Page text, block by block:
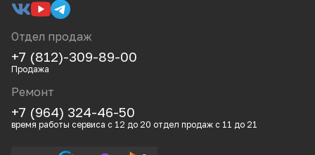
Iconbit
Ikingi
JackHot
Joyor
Kaabo
Отдел продаж
+7 (812)-309-89-00
Продажа
Ремонт
+7 (964) 324-46-50
время работы сервиса с 12 до 20 отдел продаж с 11 до 21